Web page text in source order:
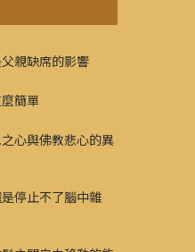
親缺席的影響
簡單
心與佛教悲心的異
停止不了腦中雜